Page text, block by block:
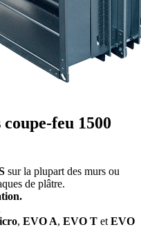
feu 1500
sur la plupart des murs ou
de plâtre.
, EVO A, EVO T et EVO